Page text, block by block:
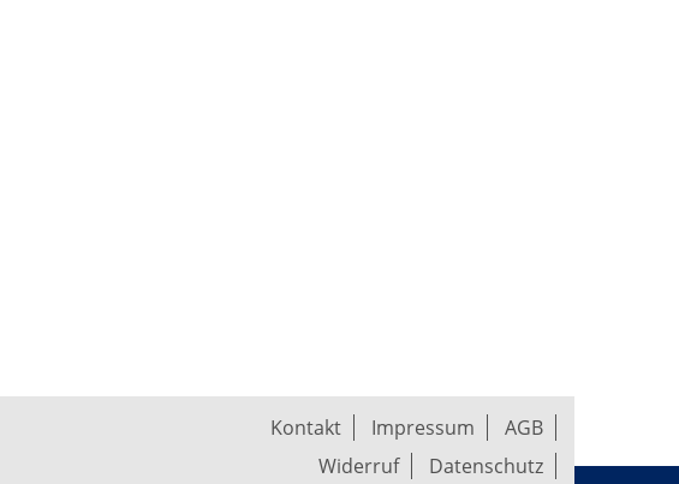
Kontakt Impressum
AGB
Widerruf
Datenschutz